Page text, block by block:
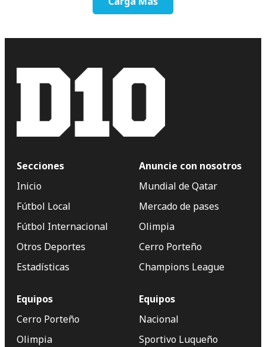
Secciones
Inicio
Fútbol Local
Fútbol Internacional
Otros Deportes
Estadísticas
Anuncie con nosotros
Mundial de Qatar
Mercado de pases
Olimpia
Cerro Porteño
Champions League
Equipos
Cerro Porteño
Olimpia
Equipos
Nacional
Sportivo Luqueño